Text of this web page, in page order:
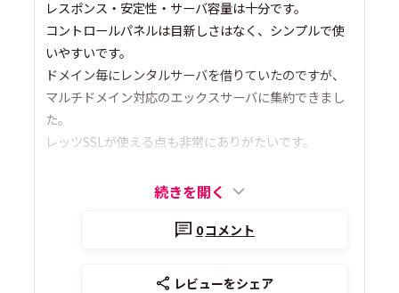
レスポンス・安定性・サーバ容量は十分です。
コントロールパネルは目新しさはなく、シンプルで使
いやすいです。
ドメイン毎にレンタルサーバを借りていたのですが、
マルチドメイン対応のエックスサーバに集約できまし
た。
レッツSSLが使える点も非常にありがたいです。
続きを開く
0コメント
レビューをシェア